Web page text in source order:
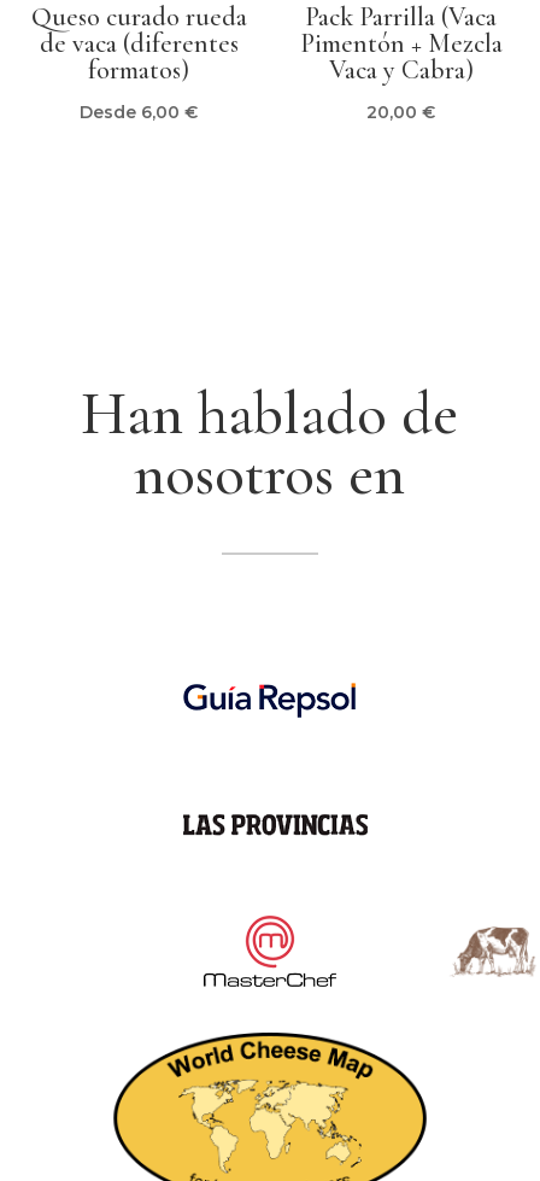
Queso curado rueda
de vaca (diferentes
formatos)
Desde 6,00€
Pack Parrilla (Vaca
Pimentón + Mezcla
Vaca y Cabra)
20,00€
Han hablado de
nosotros en